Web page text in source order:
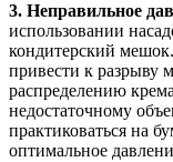
3. Неправильное
использовании
кондитерский
привести к разрыву
распределению
недостаточному
практиковаться на
оптимальное